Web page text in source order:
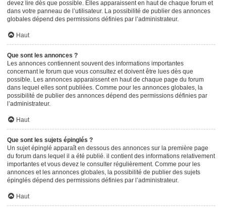
devez lire dès que possible. Elles apparaissent en haut de chaque forum et
dans votre panneau de l’utilisateur. La possibilité de publier des annonces
globales dépend des permissions définies par l’administrateur.
Haut
Que sont les annonces ?
Les annonces contiennent souvent des informations importantes
concernant le forum que vous consultez et doivent être lues dès que
possible. Les annonces apparaissent en haut de chaque page du forum
dans lequel elles sont publiées. Comme pour les annonces globales, la
possibilité de publier des annonces dépend des permissions définies par
l’administrateur.
Haut
Que sont les sujets épinglés ?
Un sujet épinglé apparaît en dessous des annonces sur la première page
du forum dans lequel il a été publié. il contient des informations relativement
importantes et vous devez le consulter régulièrement. Comme pour les
annonces et les annonces globales, la possibilité de publier des sujets
épinglés dépend des permissions définies par l’administrateur.
Haut